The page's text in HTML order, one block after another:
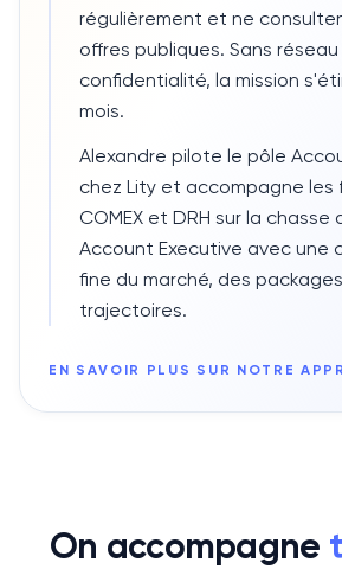
régulièrement et ne
offres publiques. Sans
confidentialité, la mission
mois.
Alexandre pilote le pôle
chez Lity et accompagne les
COMEX et DRH sur la chasse
Account Executive avec une
fine du marché, des
trajectoires.
EN SAVOIR PLUS SUR NOTRE
On accompagne